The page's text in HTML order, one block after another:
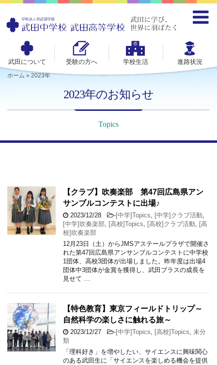
武田について 受験の方へ 学校生活 進路状況
ホーム » 2023年
2023年のお知らせ
Topics
【クラブ】吹奏楽部 第47回広島県アン
サンブルコンテストに出場♪
2023/12/28 -[中学]Topics, [中学]クラブ活動,
[中学]吹奏楽部, [高校]Topics, [高校]クラブ活動, [高
校]吹奏楽部
12月23日（土）からJMSアステールプラザで開催さ
れた第47回広島県アンサンブルコンテストに中学校
1団体、高校3団体が出場しました。昨年度は出場4
団体中3団体が金賞を獲得し、武田ブラスの成長を
見せて …
【特色教育】東京フィールドトリップ～
自然科学の楽しさに触れる旅～
2023/12/27 -[中学]Topics, [高校]Topics, 未分
類
「理科好き」を増やしたい、サイエンスに興味関心
のある武田生に「サイエンスを楽しめる機会を提供